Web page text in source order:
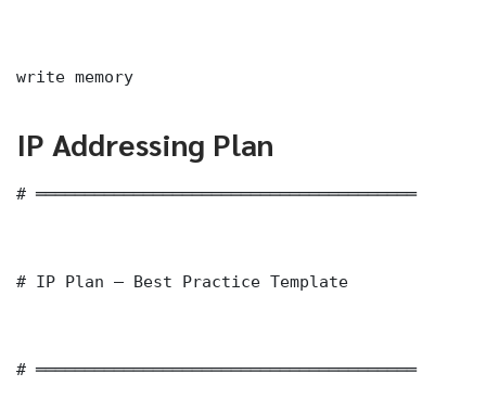
write memory
IP Addressing Plan
# ═══════════════════════════════════════
# IP Plan — Best Practice Template
# ═══════════════════════════════════════